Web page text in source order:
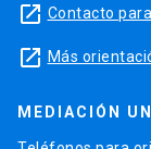
launch Contacto
launch Más
MEDIACIÓN